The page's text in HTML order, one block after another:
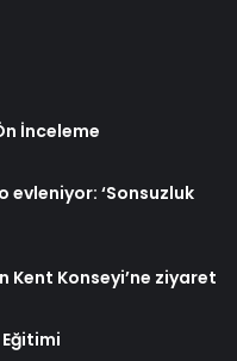
İnceleme
evleniyor: ‘Sonsuzluk
Kent Konseyi’ne ziyaret